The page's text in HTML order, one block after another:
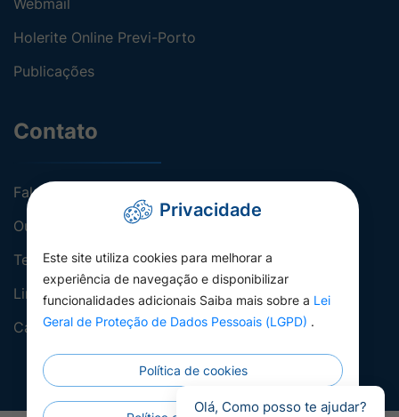
Holerite Online Previ-Porto
Publicações
Contato
Fale conosco
Ouvidoria
Telefones Úteis
Links Úteis
Carta de Serviços
Privacidade
Este site utiliza cookies para melhorar a
experiência de navegação e disponibilizar
funcionalidades adicionais Saiba mais sobre a Lei
Geral de Proteção de Dados Pessoais (LGPD) .
Política de cookies
Olá, Como posso te ajudar?